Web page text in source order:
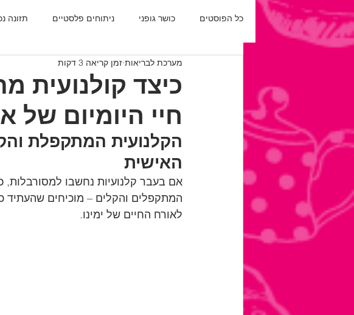
כל הפוסטים כושר גופני ניתוחים פלסטיים תזונה
רפואת שיניים חדש על המדף
כיצד
חיי היומיום של
מערכת לבריאות זמן קריאה 3 דקות
הקלנועית המתקפלת
האישית
אם בעבר קלנועיות נחשבו
המתקפלים והקלים – מוכיחים שהעתיד
לאורח החיים של ימינו.